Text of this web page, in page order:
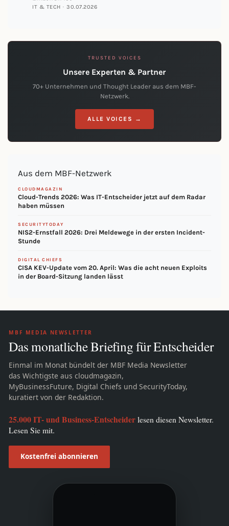
IT & TECH · 30.07.2026
TRUSTED VOICES
Unsere Experten & Partner
70+ Unternehmen und Thought Leader aus dem MBF-
Netzwerk.
ALLE VOICES →
Aus dem MBF-Netzwerk
CLOUDMAGAZIN
Cloud-Trends 2026: Was IT-Entscheider jetzt auf dem Radar
haben müssen
SECURITYTODAY
NIS2-Ernstfall 2026: Drei Meldewege in der ersten Incident-
Stunde
DIGITAL CHIEFS
CISA KEV-Update vom 20. April: Was die acht neuen Exploits
in der Board-Sitzung landen lässt
MBF MEDIA NEWSLETTER
Das monatliche Briefing für Entscheider
Einmal im Monat bündelt der MBF Media Newsletter
das Wichtigste aus cloudmagazin,
MyBusinessFuture, Digital Chiefs und SecurityToday,
kuratiert von der Redaktion.
25.000 IT- und Business-Entscheiderlesen diesen Newsletter.
Lesen Sie mit.
Kostenfrei abonnieren